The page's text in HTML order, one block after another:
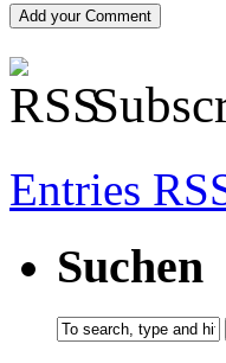
Entries
Suchen